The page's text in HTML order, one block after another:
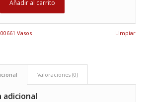
Limpiar
Añadir al carrito
00661 Vasos
Valoraciones (0)
adicional